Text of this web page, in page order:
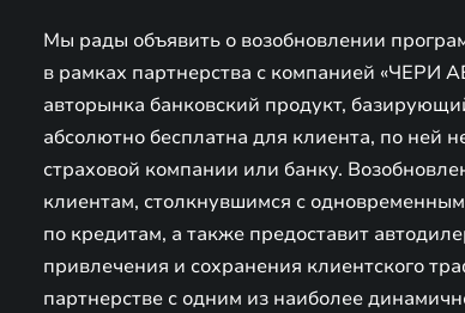
Мы рады объявить о возобновлении
в рамках партнерства с компанией
авторынка банковский продукт,
абсолютно бесплатна для клиента, по ней
страховой компании или банку.
клиентам, столкнувшимся с
по кредитам, а также предоставит
привлечения и сохранения клиентского
партнерстве с одним из наиболее